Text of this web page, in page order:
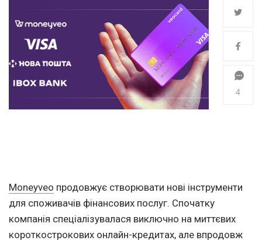
4
Moneyveo продовжує створювати нові інструменти
для споживачів фінансових послуг. Спочатку
компанія спеціалізувалася виключно на миттєвих
короткострокових онлайн-кредитах, але впродовж